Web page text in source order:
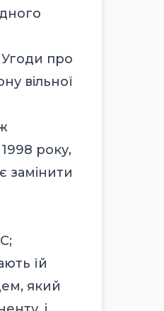
про
вільної
року,
замінити
їй
який